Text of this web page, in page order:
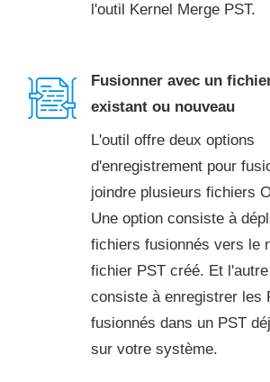
l'outil Kernel Merge PST.
Fusionner avec un
existant ou nouveau
L'outil offre deux options
d'enregistrement pour
joindre plusieurs fichiers
Une option consiste à
fichiers fusionnés vers le
fichier PST créé. Et
consiste à enregistrer les
fusionnés dans un PST
sur votre système.